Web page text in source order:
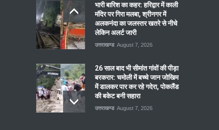
भारी बारिश का कहर: हरिद्वार में काली
मंदिर पर गिरा मलबा, श्रीनगर में
अलकनंदा का जलस्तर खतरे से नीचे
लेकिन अलर्ट जारी
उत्तराखण्ड August 7, 2026
26 साल बाद भी सीमांत गांवों की पीड़ा
बरकरार: चमोली में बच्चे जान जोखिम
में डालकर पार कर रहे गदेरा, पोकलैंड
की बकेट बनी सहारा
उत्तराखण्ड August 7, 2026